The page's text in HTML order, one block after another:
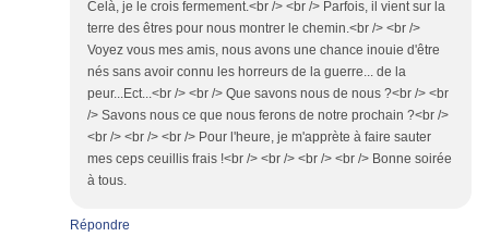
Celà, je le crois fermement.<br /> <br /> Parfois, il vient sur la
terre des êtres pour nous montrer le chemin.<br /> <br />
Voyez vous mes amis, nous avons une chance inouie d'être
nés sans avoir connu les horreurs de la guerre... de la
peur...Ect...<br /> <br /> Que savons nous de nous ?<br /> <br
/> Savons nous ce que nous ferons de notre prochain ?<br />
<br /> <br /> <br /> Pour l'heure, je m'apprète à faire sauter
mes ceps ceuillis frais !<br /> <br /> <br /> <br /> Bonne soirée
à tous.
Répondre